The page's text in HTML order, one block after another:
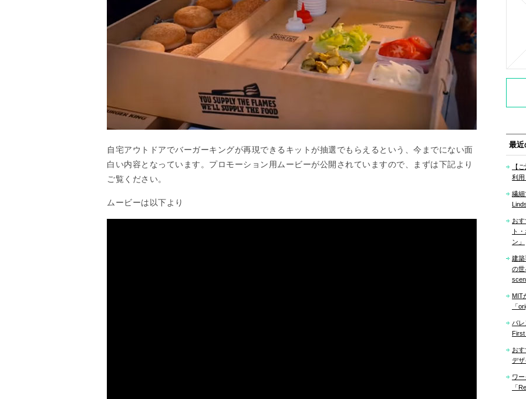
自宅アウトドアでバーガーキングが再現できるキットが抽選でもらえるという、今までにない面
白い内容となっています。プロモーション用ムービーが公開されていますので、まずは下記より
ご覧ください。
ムービーは以下より
最近
【
利用
繊細
お
ト
ン」
建築
の世
MIT
「
バレ
First
お
デザ
ワ
「